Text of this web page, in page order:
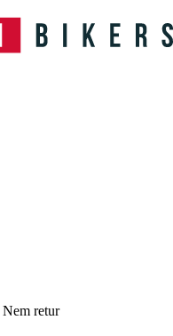
Nem retur